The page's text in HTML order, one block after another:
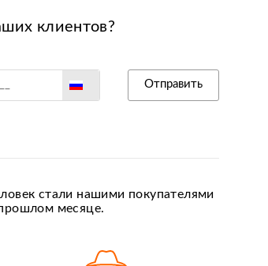
клиентов?
Киргизия
Отправить
стали нашими покупателями
месяце.